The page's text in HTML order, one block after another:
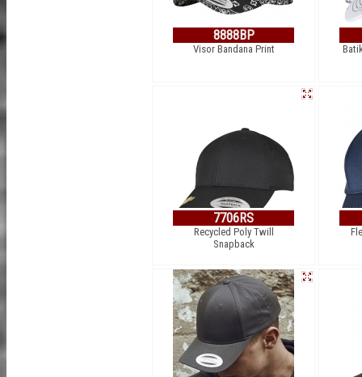
8888BP
Visor Bandana Print
7706RS
Recycled Poly Twill
Snapback